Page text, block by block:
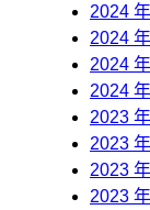
2024
2024
2024
2024
2023
2023
2023
2023